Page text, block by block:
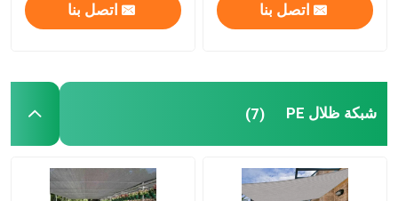
اتصل بنا اتصل بنا
شبكة ظلال PE (7)